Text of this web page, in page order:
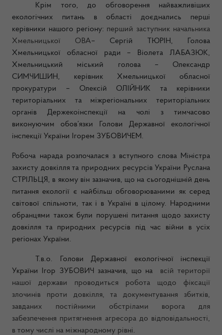
Крім того, до обговорення найважливіших
екологічних питань в області доєднались перші
керівники нашого регіону: перший заступник начальника
Хмельницької ОВА– Сергій ТЮРІН, Голова
Хмельницької обласної ради – Віолета ЛАБАЗЮК,
Хмельницький міський голова – Олександр
СИМЧИШИН, керівник Хмельницької обласної
прокуратури – Олексій ОЛІЙНИК та керівники
територіальних та міжрегіональних територіальних
органів Держекоінспекції на чолі з тимчасово
виконуючим обов’язки Голови Державної екологічної
інспекції України Ігорем ЗУБОВИЧЕМ.
Робоча нарада розпочалася з вступного слова Міністра
захисту довкілля та природних ресурсів України Руслана
СТРІЛЬЦЯ, в якому він зазначив, що на сьогоднішній день
питання екології є найбільш обговорюваними як серед
світової спільноти, так і в Україні в цілому. Народними
обранцями також були порушені питання щодо захисту
довкілля та природних ресурсів під час війни в усіх
регіонах України.
Т.в.о. Голови Державної екологічної інспекції
України Ігор ЗУБОВИЧ зазначив, що на
всій території
нашої держави проводиться робота щодо фіксації
злочинів проти довкілля, та документування збитків,
завданих постійними обстрілами ворога для
забезпечення притягнення агресора до відповідальності,
в тому числі на міжнародному рівні.